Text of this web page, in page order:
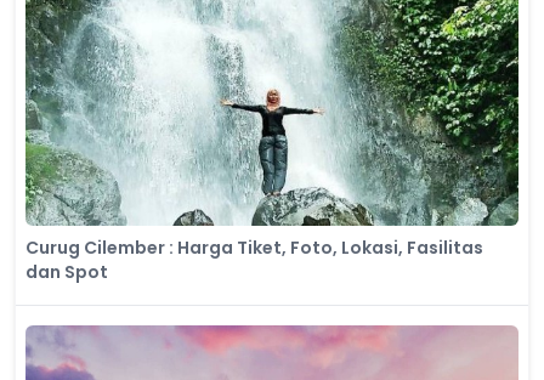
Curug Cilember : Harga Tiket, Foto, Lokasi, Fasilitas
dan Spot